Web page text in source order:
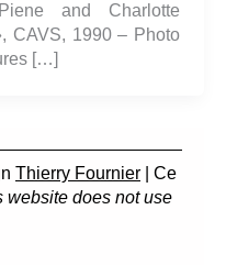
and Charlotte
CAVS, 1990 – Photo
[…]
Thierry Fournier | Ce
website does not use